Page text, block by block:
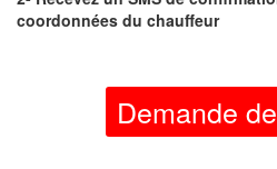
coordonnées du chauffeur
Demande